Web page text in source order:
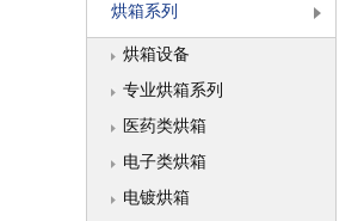
烘箱系列
烘箱设备
专业烘箱系列
医药类烘箱
电子类烘箱
电镀烘箱